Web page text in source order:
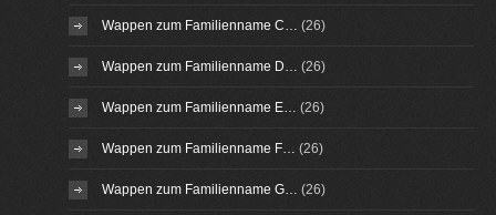
Wappen zum Familienname C… (26)
Wappen zum Familienname D… (26)
Wappen zum Familienname E… (26)
Wappen zum Familienname F… (26)
Wappen zum Familienname G… (26)